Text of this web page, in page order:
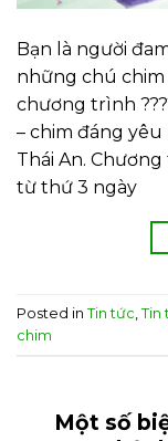
Bạn là người
những chú chim
chương trình
– chim đáng yêu
Thái An.
từ thứ 3 ngày
Posted in Tin tức Tin
chim
Một số